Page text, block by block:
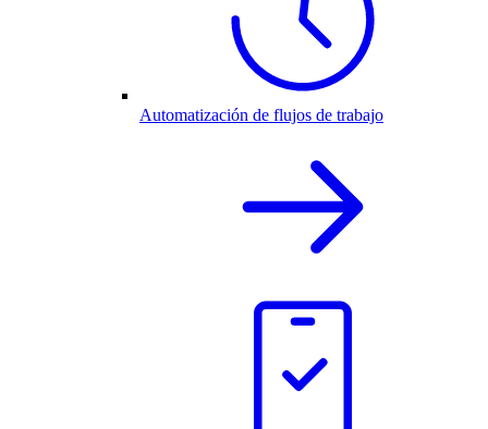
Automatización de flujos de trabajo